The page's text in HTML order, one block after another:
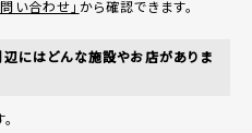
問い合わせ」 から確認できます。
辺にはどんな施設やお店がありま